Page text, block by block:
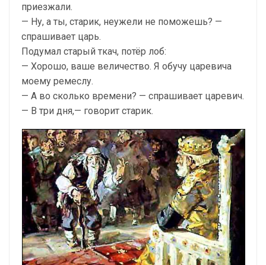
приезжали.
— Ну, а ты, старик, неужели не поможешь? —
спрашивает царь.
Подумал старый ткач, потёр лоб:
— Хорошо, ваше величество. Я обучу царевича
моему ремеслу.
— А во сколько времени? — спрашивает царевич.
— В три дня,— говорит старик.